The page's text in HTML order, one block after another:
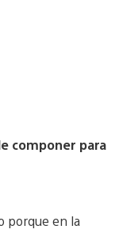
componer para
porque en la